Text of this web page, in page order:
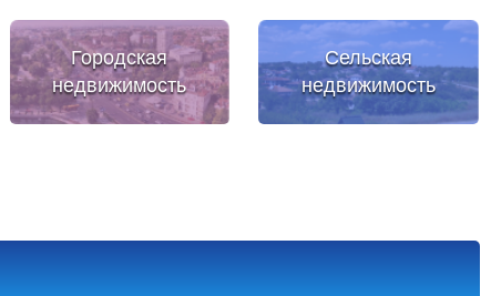
Городская
недвижимость
Сельская
недвижимость